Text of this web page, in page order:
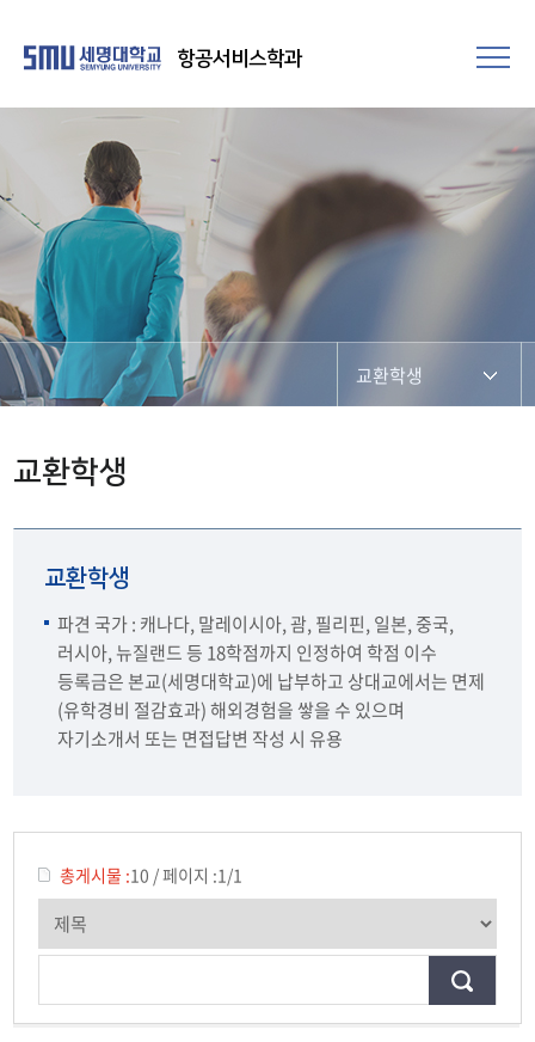
항공서비스학과
교환학생
교환학생
교환학생
파견 국가 : 캐나다, 말레이시아, 괌, 필리핀, 일본, 중국,
러시아, 뉴질랜드 등 18학점까지 인정하여 학점 이수
등록금은 본교(세명대학교)에 납부하고 상대교에서는 면제
(유학경비 절감효과) 해외경험을 쌓을 수 있으며
자기소개서 또는 면접답변 작성 시 유용
총게시물 :10 /페이지 :1/1